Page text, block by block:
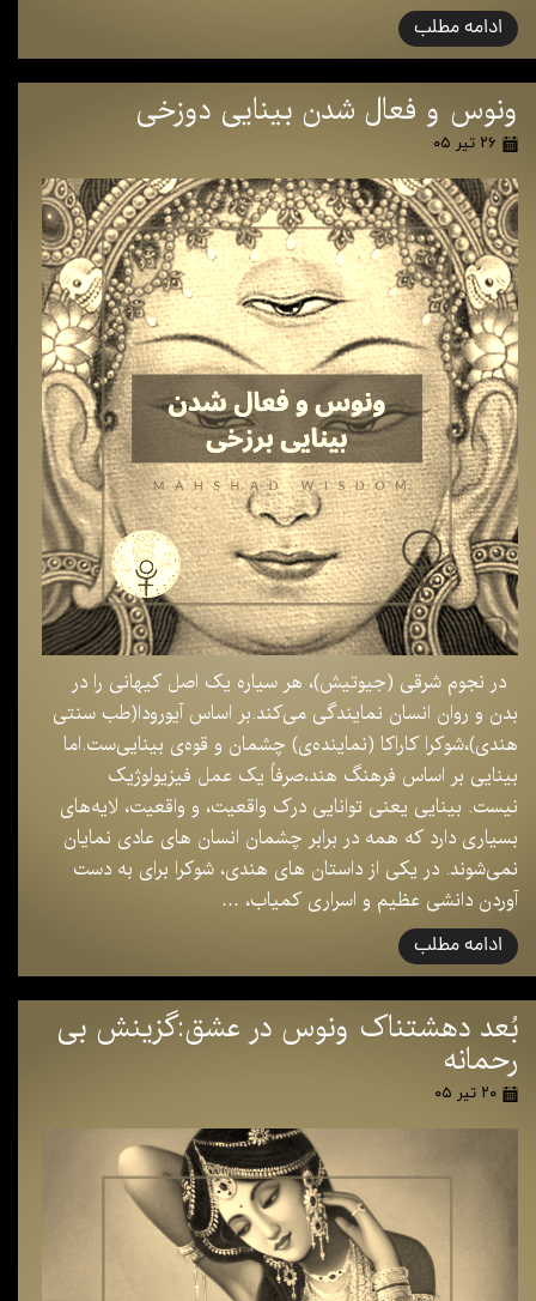
ادامه مطلب
ونوس و فعال شدن بینایی دوزخی
۲۶ تیر ۰۵
در نجوم شرقی (جیوتیش)، هر سیاره یک اصل کیهانی را در
بدن و روان انسان نمایندگی می‌کند.بر اساس آیورودا(طب سنتی
هندی)،شوکرا کاراکا (نماینده‌ی) چشمان و قوه‌ی بینایی‌ست.اما
بینایی بر اساس فرهنگ هند،صرفاً یک عمل فیزیولوژیک
نیست. بینایی یعنی توانایی درک واقعیت، و واقعیت، لایه‌های
بسیاری دارد که همه در برابر چشمان انسان های عادی نمایان
نمی‌شوند. در یکی از داستان های هندی، شوکرا برای به دست
آوردن دانشی عظیم و اسراری کمیاب، …
ادامه مطلب
بُعد دهشتناک ونوس در عشق:گزینش بی
رحمانه
۲۰ تیر ۰۵